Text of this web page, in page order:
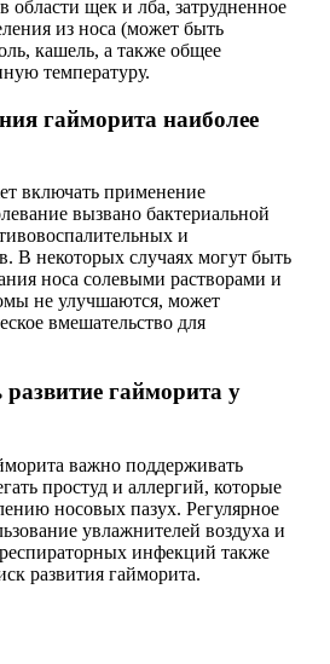
области щек и лба, затрудненное
из носа (может быть
кашель, а также общее
температуру.
гайморита наиболее
включать применение
вызвано бактериальной
и
В некоторых случаях могут быть
носа солевыми растворами и
не улучшаются, может
вмешательство для
гайморита у
важно поддерживать
простуд и аллергий, которые
носовых пазух. Регулярное
увлажнителей воздуха и
инфекций также
развития гайморита.